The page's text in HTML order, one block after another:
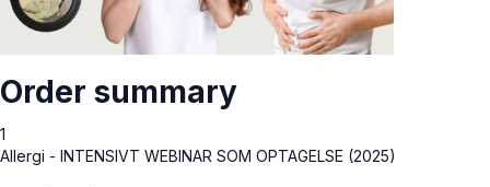
Order summary
1
Allergi - INTENSIVT WEBINAR SOM OPTAGELSE (2025)